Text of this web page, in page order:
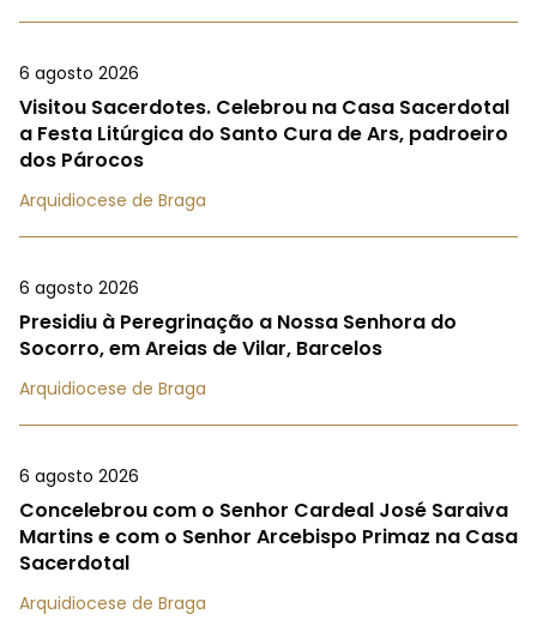
6 agosto 2026
Visitou Sacerdotes. Celebrou na Casa Sacerdotal
a Festa Litúrgica do Santo Cura de Ars, padroeiro
dos Párocos
Arquidiocese de Braga
6 agosto 2026
Presidiu à Peregrinação a Nossa Senhora do
Socorro, em Areias de Vilar, Barcelos
Arquidiocese de Braga
6 agosto 2026
Concelebrou com o Senhor Cardeal José Saraiva
Martins e com o Senhor Arcebispo Primaz na Casa
Sacerdotal
Arquidiocese de Braga